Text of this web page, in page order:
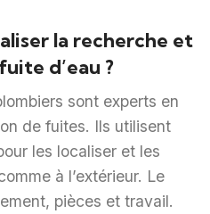
la recherche et
d’eau ?
sont experts en
de fuites. Ils utilisent
les localiser et les
à l’extérieur. Le
pièces et travail.